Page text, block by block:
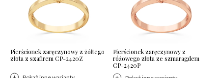
Pierścionek zaręczynowy z żółtego
złota z szafirem CP-2420Z
Pierścionek zaręczynowy z
różowego złota ze szmaragdem
CP-2420P